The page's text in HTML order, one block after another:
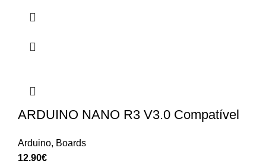
ARDUINO NANO R3 V3.0 Compatível
Arduino, Boards
12.90€